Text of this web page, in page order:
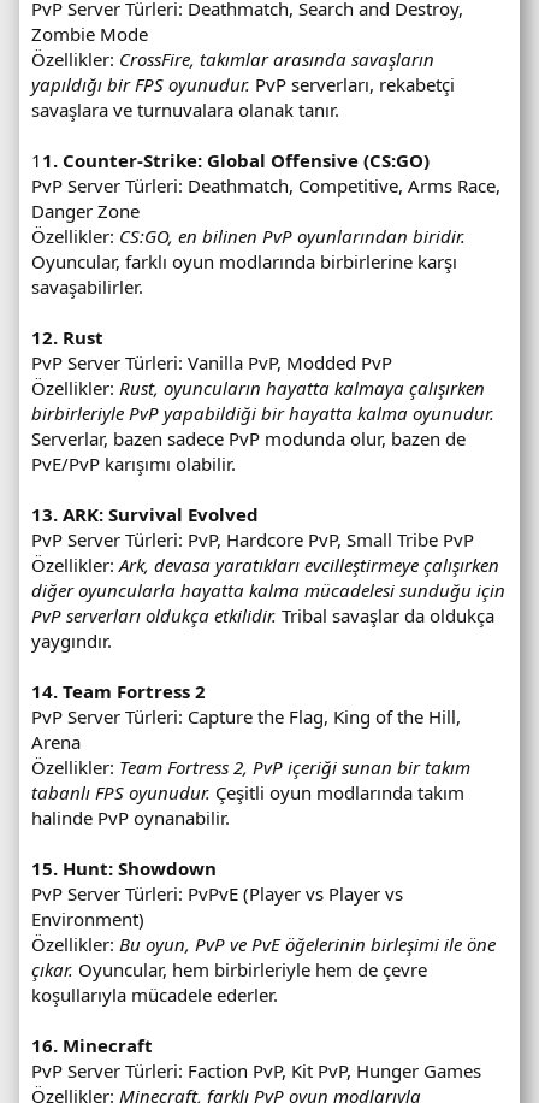
PvP Server Türleri: Deathmatch, Search and Destroy,
Zombie Mode
Özellikler: CrossFire, takımlar arasında savaşların
yapıldığı bir FPS oyunudur. PvP serverları, rekabetçi
savaşlara ve turnuvalara olanak tanır.
1 1. Counter-Strike: Global Offensive (CS:GO)
PvP Server Türleri: Deathmatch, Competitive, Arms Race,
Danger Zone
Özellikler: CS:GO, en bilinen PvP oyunlarından biridir.
Oyuncular, farklı oyun modlarında birbirlerine karşı
savaşabilirler.
12. Rust
PvP Server Türleri: Vanilla PvP, Modded PvP
Özellikler: Rust, oyuncuların hayatta kalmaya çalışırken
birbirleriyle PvP yapabildiği bir hayatta kalma oyunudur.
Serverlar, bazen sadece PvP modunda olur, bazen de
PvE/PvP karışımı olabilir.
13. ARK: Survival Evolved
PvP Server Türleri: PvP, Hardcore PvP, Small Tribe PvP
Özellikler:Ark, devasa yaratıkları evcilleştirmeye çalışırken
diğer oyuncularla hayatta kalma mücadelesi sunduğu için
PvP serverları oldukça etkilidir. Tribal savaşlar da oldukça
yaygındır.
14. Team Fortress 2
PvP Server Türleri: Capture the Flag, King of the Hill,
Arena
Özellikler: Team Fortress 2, PvP içeriği sunan bir takım
tabanlı FPS oyunudur. Çeşitli oyun modlarında takım
halinde PvP oynanabilir.
15. Hunt: Showdown
PvP Server Türleri: PvPvE (Player vs Player vs
Environment)
Özellikler: Bu oyun, PvP ve PvE öğelerinin birleşimi ile öne
çıkar. Oyuncular, hem birbirleriyle hem de çevre
koşullarıyla mücadele ederler.
16. Minecraft
PvP Server Türleri: Faction PvP, Kit PvP, Hunger Games
Özellikler: Minecraft, farklı PvP oyun modlarıyla